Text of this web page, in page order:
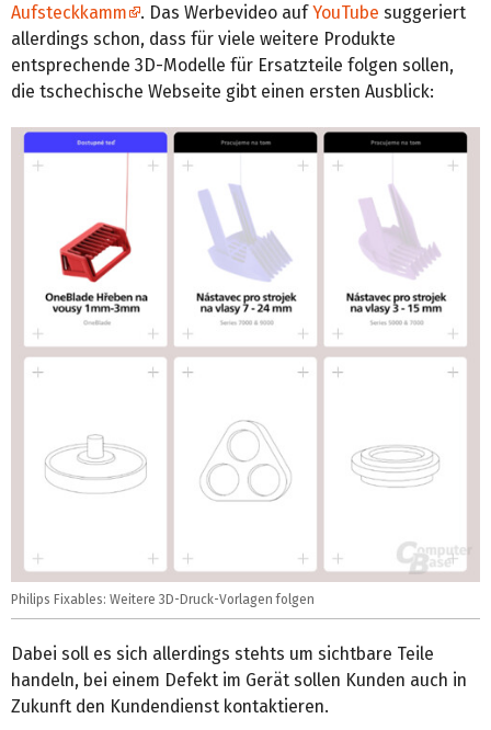
Aufsteckkamm
. Das Werbevideo aufYouTube suggeriert
allerdings schon, dass für viele weitere Produkte
entsprechende 3D-Modelle für Ersatzteile folgen sollen,
die tschechische Webseite gibt einen ersten Ausblick:
Philips Fixables: Weitere 3D-Druck-Vorlagen folgen
Dabei soll es sich allerdings stehts um sichtbare Teile
handeln, bei einem Defekt im Gerät sollen Kunden auch in
Zukunft den Kundendienst kontaktieren.